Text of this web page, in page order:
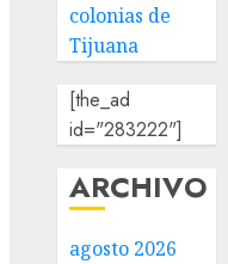
colonias de
Tijuana
[the_ad
id="283222"]
ARCHIVO
agosto 2026